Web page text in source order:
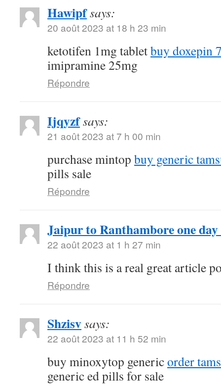
Hawipfsays:
20 août 2023 at 18 h 23 min
ketotifen 1mg tabletbuy doxepin
imipramine 25mg
Répondre
Ijqyzfsays:
21 août 2023 at 7 h 00 min
purchase mintop buy generic
pills sale
Répondre
Jaipur to Ranthambore one
22 août 2023 at 1 h 27 min
I think this is a real great article
Répondre
Shzisvsays:
22 août 2023 at 11 h 52 min
buy minoxytop genericorder
generic ed pills for sale